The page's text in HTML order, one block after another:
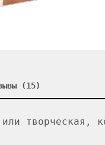
(15)
творческая,